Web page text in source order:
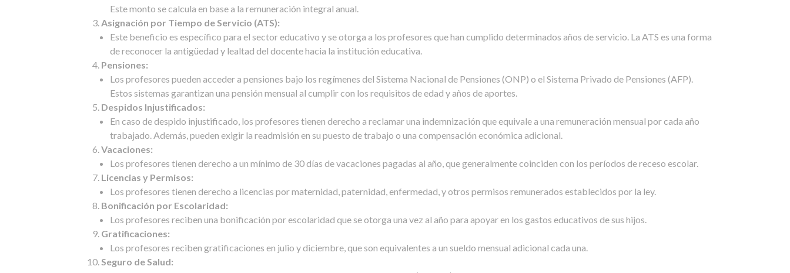
Este monto se calcula en base a la remuneración integral anual.
Asignación por Tiempo de Servicio (ATS):
Este beneficio es específico para el sector educativo y se otorga a los profesores que han cumplido determinados años de servicio. La ATS es una forma
de reconocer la antigüedad y lealtad del docente hacia la institución educativa.
Pensiones:
Los profesores pueden acceder a pensiones bajo los regímenes del Sistema Nacional de Pensiones (ONP) o el Sistema Privado de Pensiones (AFP).
Estos sistemas garantizan una pensión mensual al cumplir con los requisitos de edad y años de aportes.
Despidos Injustificados:
En caso de despido injustificado, los profesores tienen derecho a reclamar una indemnización que equivale a una remuneración mensual por cada año
trabajado. Además, pueden exigir la readmisión en su puesto de trabajo o una compensación económica adicional.
Vacaciones:
Los profesores tienen derecho a un mínimo de 30 días de vacaciones pagadas al año, que generalmente coinciden con los períodos de receso escolar.
Licencias y Permisos:
Los profesores tienen derecho a licencias por maternidad, paternidad, enfermedad, y otros permisos remunerados establecidos por la ley.
Bonificación por Escolaridad:
Los profesores reciben una bonificación por escolaridad que se otorga una vez al año para apoyar en los gastos educativos de sus hijos.
Gratificaciones:
Los profesores reciben gratificaciones en julio y diciembre, que son equivalentes a un sueldo mensual adicional cada una.
Seguro de Salud: